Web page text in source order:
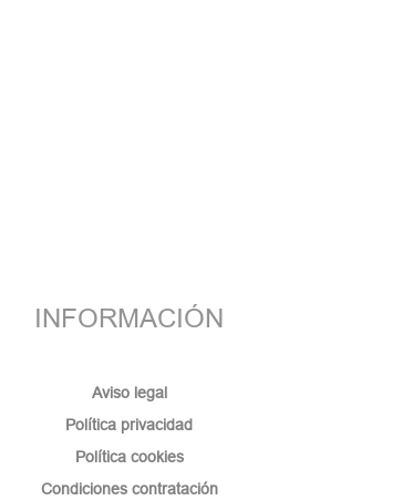
INFORMACIÓN
Aviso legal
Política privacidad
Política cookies
Condiciones contratación